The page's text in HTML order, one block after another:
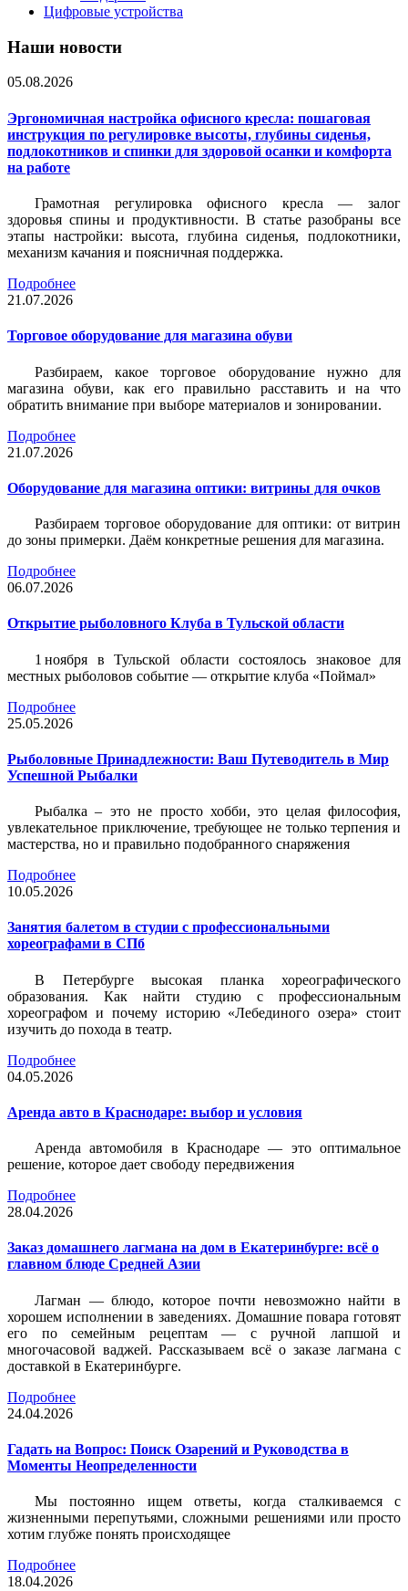
Цифровые устройства
Наши новости
05.08.2026
Эргономичная настройка офисного кресла: пошаговая
инструкция по регулировке высоты, глубины сиденья,
подлокотников и спинки для здоровой осанки и комфорта
на работе
Грамотная регулировка офисного кресла — залог
здоровья спины и продуктивности. В статье разобраны все
этапы настройки: высота, глубина сиденья, подлокотники,
механизм качания и поясничная поддержка.
Подробнее
21.07.2026
Торговое оборудование для магазина обуви
Разбираем, какое торговое оборудование нужно для
магазина обуви, как его правильно расставить и на что
обратить внимание при выборе материалов и зонировании.
Подробнее
21.07.2026
Оборудование для магазина оптики: витрины для очков
Разбираем торговое оборудование для оптики: от витрин
до зоны примерки. Даём конкретные решения для магазина.
Подробнее
06.07.2026
Открытие рыболовного Клуба в Тульской области
1 ноября в Тульской области состоялось знаковое для
местных рыболовов событие — открытие клуба «Поймал»
Подробнее
25.05.2026
Рыболовные Принадлежности: Ваш Путеводитель в Мир
Успешной Рыбалки
Рыбалка – это не просто хобби, это целая философия,
увлекательное приключение, требующее не только терпения и
мастерства, но и правильно подобранного снаряжения
Подробнее
10.05.2026
Занятия балетом в студии с профессиональными
хореографами в СПб
В Петербурге высокая планка хореографического
образования. Как найти студию с профессиональным
хореографом и почему историю «Лебединого озера» стоит
изучить до похода в театр.
Подробнее
04.05.2026
Аренда авто в Краснодаре: выбор и условия
Аренда автомобиля в Краснодаре — это оптимальное
решение, которое дает свободу передвижения
Подробнее
28.04.2026
Заказ домашнего лагмана на дом в Екатеринбурге: всё о
главном блюде Средней Азии
Лагман — блюдо, которое почти невозможно найти в
хорошем исполнении в заведениях. Домашние повара готовят
его по семейным рецептам — с ручной лапшой и
многочасовой ваджей. Рассказываем всё о заказе лагмана с
доставкой в Екатеринбурге.
Подробнее
24.04.2026
Гадать на Вопрос: Поиск Озарений и Руководства в
Моменты Неопределенности
Мы постоянно ищем ответы, когда сталкиваемся с
жизненными перепутьями, сложными решениями или просто
хотим глубже понять происходящее
Подробнее
18.04.2026